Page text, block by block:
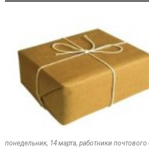
понедельник, 14 марта, работники